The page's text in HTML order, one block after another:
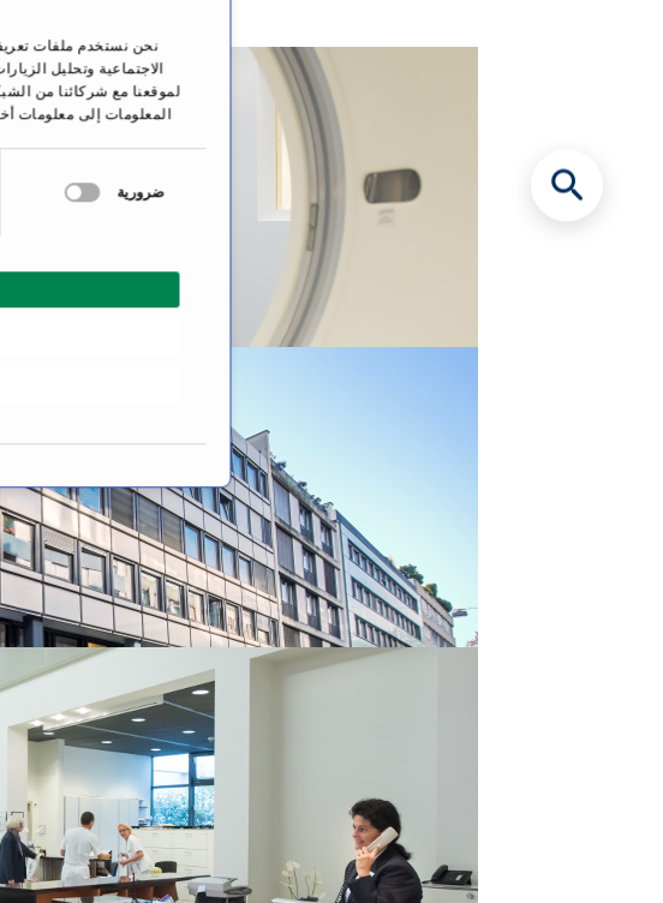
نحن نستخدم ملفات
الاجتماعية وتحليل
لموقعنا مع شركائنا من
المعلومات إلى معلومات
خ
ا
ر
ق
ة
ضرورية